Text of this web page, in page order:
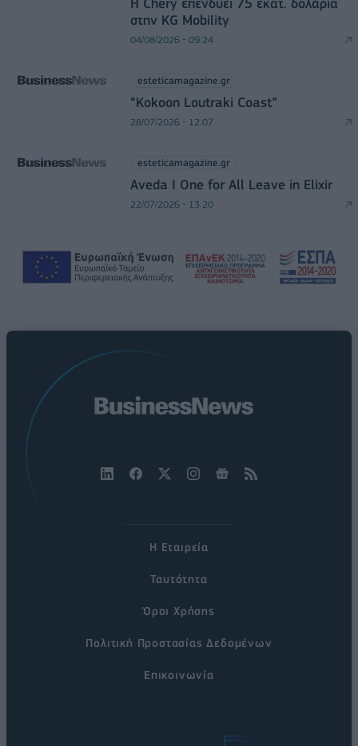
Η Chery επενδύει 75 εκατ. δολάρια
στην KG Mobility
04/08/2026 - 09:24
esteticamagazine.gr
“Kokoon Loutraki Coast”
28/07/2026 - 12:07
esteticamagazine.gr
Aveda I One for All Leave in Elixir
22/07/2026 - 13:20
Η Εταιρεία
Ταυτότητα
Όροι Χρήσης
Πολιτική Προστασίας Δεδομένων
Επικοινωνία